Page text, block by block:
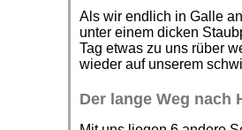
Als wir endlich in Galle
unter einem dicken
Tag etwas zu uns rüber
wieder auf unserem
Der lange Weg nach